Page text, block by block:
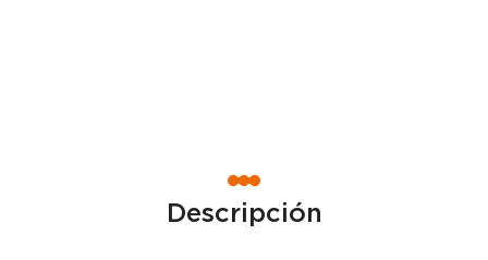
Descripción